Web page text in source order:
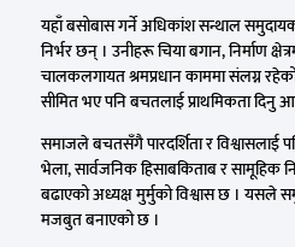
यहाँ बसोबास गर्ने अधिकांश सन्थाल
निर्भर छन् । उनीहरू चिया बगान, निर्माण
चालकलगायत श्रमप्रधान काममा संलग्न
सीमित भए पनि बचतलाई प्राथमिकता दिनु
समाजले बचतसँगै पारदर्शिता र विश्वासलाई
भेला, सार्वजनिक हिसाबकिताब र सामूहिक
बढाएको अध्यक्ष मुर्मुको विश्वास छ । यसले
मजबुत बनाएको छ ।